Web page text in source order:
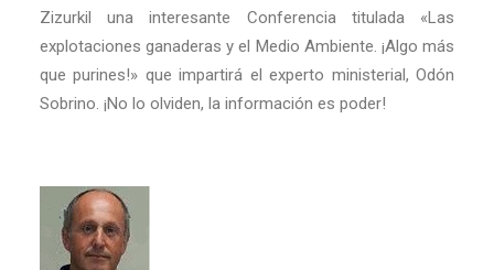
Zizurkil una interesante Conferencia titulada «Las
explotaciones ganaderas y el Medio Ambiente. ¡Algo más
que purines!» que impartirá el experto ministerial, Odón
Sobrino. ¡No lo olviden, la información es poder!